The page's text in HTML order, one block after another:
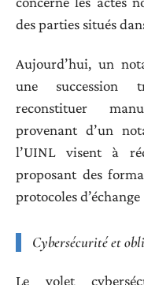
des parties situés
Aujourd’hui, un
une succession
reconstituer
provenant d’un
l’UINL visent à
proposant des
protocoles d’échange
Cybersécurité et
Le volet